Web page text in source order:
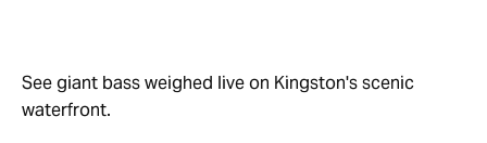
See giant bass weighed live on Kingston's scenic
waterfront.